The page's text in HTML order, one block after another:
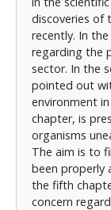
περιγράφεται
αναγνώριση
επιστήμονες
αιώνα έως τις
κεφάλαιο
του έργου της
οφέλη που
γλωσσικών
που
discoveries of
recently. In
regarding the
sector. In the
pointed out
environment
chapter, is
organisms
The aim is to
been properly
the fifth
concern